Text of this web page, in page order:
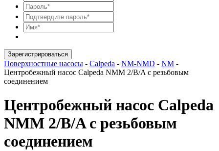
Зарегистрироваться
Поверхностные насосы - Calpeda - NM-NMD - NM -
Центробежный насос Calpeda NMM 2/B/A с резьбовым
соединением
Центробежный насос Calpeda
NMM 2/B/A с резьбовым
соединением